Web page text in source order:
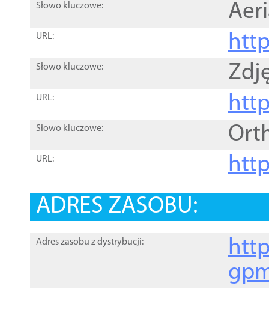
Słowo kluczowe:
URL:
Słowo kluczowe:
URL:
Słowo kluczowe:
URL:
ADRES ZASOBU:
Adres zasobu z dystrybucji: